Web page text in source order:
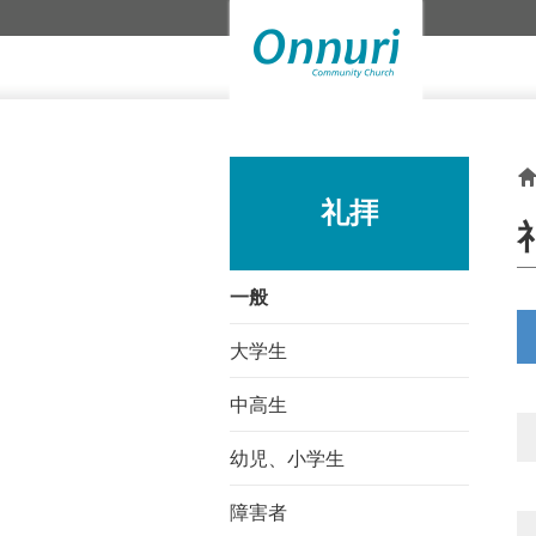
礼拝
一般
大学生
中高生
幼児、小学生
障害者